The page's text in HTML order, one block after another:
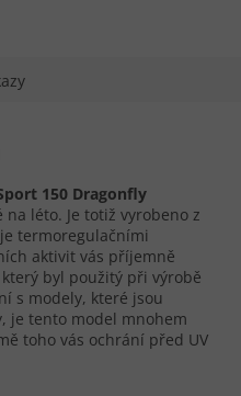
150 Dragonfly
léto. Je totiž vyrobeno z
termoregulačními
aktivit vás příjemně
byl použitý při výrobě
s modely, které jsou
je tento model mnohem
toho vás ochrání před UV